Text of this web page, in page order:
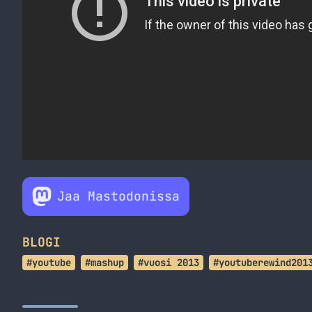
Jaa Mastodonissa
BLOGI
#youtube #mashup #vuosi 2013